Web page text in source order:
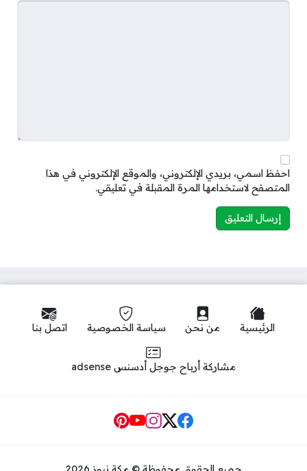
احفظ اسمي، بريدي الإلكتروني، والموقع الإلكتروني في هذا
المتصفح لاستخدامها المرة المقبلة في تعليقي.
الرئيسية من نحن سياسة الخصوصية اتصل بنا
مشاركة أرباح جوجل أدسنس adsense
Social Links